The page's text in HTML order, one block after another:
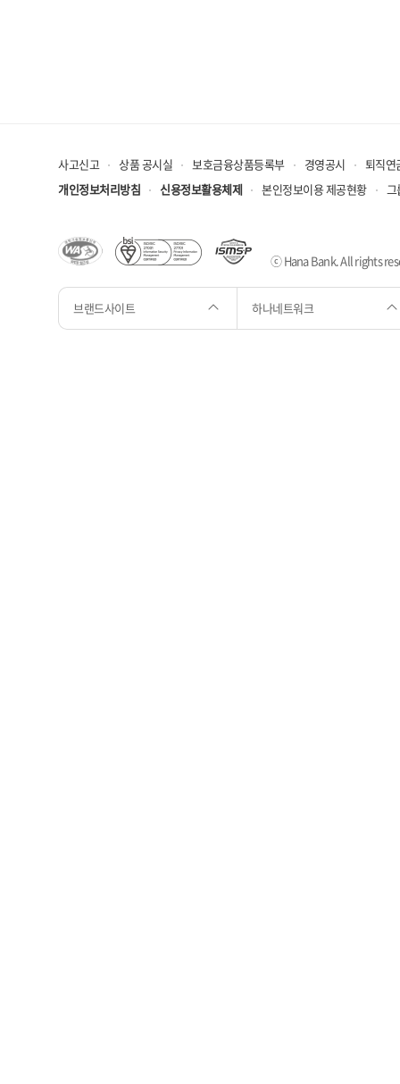
사고신고 상품 공시실 보호금융상품등록부 경영공시
퇴직연
개인정보처리방침
신용정보활용체제 본인정보이용 제공현황 그
ⓒ Hana Bank. All rights
브랜드사이트 하나네트워크